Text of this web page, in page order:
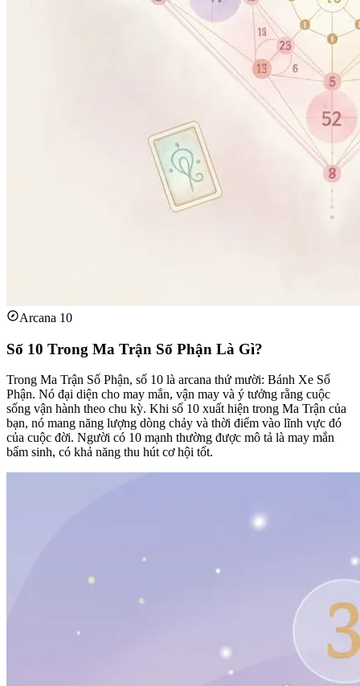
Arcana 10
Số 10 Trong Ma Trận Số Phận Là Gì?
Trong Ma Trận Số Phận, số 10 là arcana thứ mười: Bánh Xe Số
Phận. Nó đại diện cho may mắn, vận may và ý tưởng rằng cuộc
sống vận hành theo chu kỳ. Khi số 10 xuất hiện trong Ma Trận của
bạn, nó mang năng lượng dòng chảy và thời điểm vào lĩnh vực đó
của cuộc đời. Người có 10 mạnh thường được mô tả là may mắn
bẩm sinh, có khả năng thu hút cơ hội tốt.